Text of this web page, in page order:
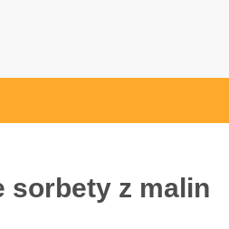
sorbety z malin